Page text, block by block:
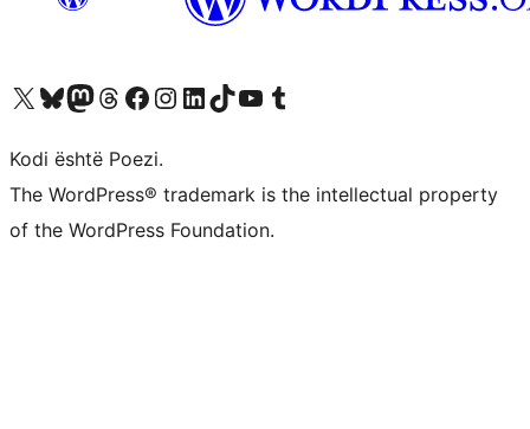
Vizitoni llogarinë tonë X (ish Twitter)
Vizitoni llogarinë tonë Bluesky
Vizitoni llogarinë tonë Mastodon
Vizitoni llogarinë tonë Threads
Vizitoni faqen tonë në Facebook
Vizitoni llogarinë tonë Instagram
Vizitoni llogarinë tonë LinkedIn
Vizitoni llogarinë tonë TikTok
Vizitoni kanalin tonë YouTube
Vizitoni llogarinë tonë Tumblr
Kodi është Poezi.
The WordPress® trademark is the intellectual property
of the WordPress Foundation.